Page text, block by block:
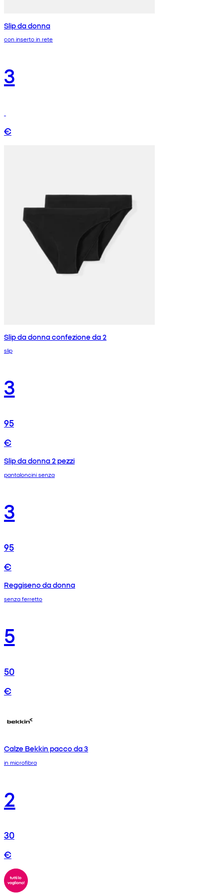
Slip da donna
con inserto in rete
3
€
Slip da donna confezione da 2
slip
3
95
€
Slip da donna 2 pezzi
pantaloncini senza
3
95
€
Reggiseno da donna
senza ferretto
5
50
€
Calze Bekkin pacco da 3
in microfibra
2
30
€